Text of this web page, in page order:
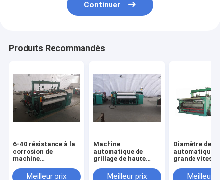
Continuer
Produits Recommandés
6-40 résistance à la
corrosion de
machine
résistante de grillage
Meilleur prix
Machine
automatique de
grillage de haute
-Longue durée de vie
Meilleur prix
Diamètre de fil
automatique à
grande vitesse
1mm deMeilleur